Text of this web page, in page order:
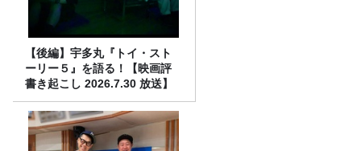
【後編】宇多丸『トイ・スト
ーリー５』を語る！【映画評
書き起こし 2026.7.30 放送】